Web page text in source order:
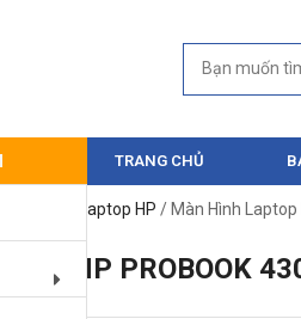
TRANG CHỦ
Màn hình laptop HP / Màn Hình Laptop
HP PROBOOK